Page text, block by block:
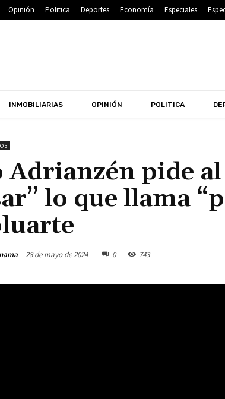
Opinión Politica Deportes Economía Especiales
INMOBILIARIAS OPINIÓN POLITICA
Adrianzén pide
lo que llama
28 de mayo de 2024 0 743